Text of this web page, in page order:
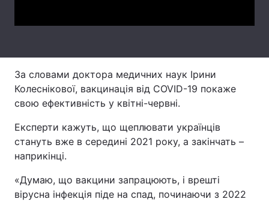
Послуги
За словами доктора медичних наук Ірини
Колеснікової, вакцинація від COVID-19 покаже
свою ефективність у квітні-червні.
Експерти кажуть, що щеплювати українців
стануть вже в середині 2021 року, а закінчать –
наприкінці.
«Думаю, що вакцини запрацюють, і врешті
вірусна інфекція піде на спад, починаючи з 2022